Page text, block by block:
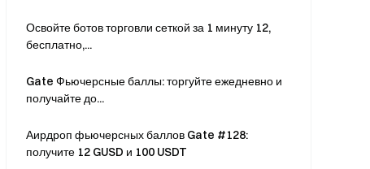
Освойте ботов торговли сеткой за 1 минуту 12,
бесплатно,...
Gate Фьючерсные баллы: торгуйте ежедневно и
получайте до...
Аирдроп фьючерсных баллов Gate #128:
получите 12 GUSD и 100 USDT